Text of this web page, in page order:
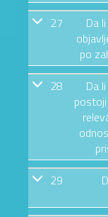
27
Da
po
28
Da
29